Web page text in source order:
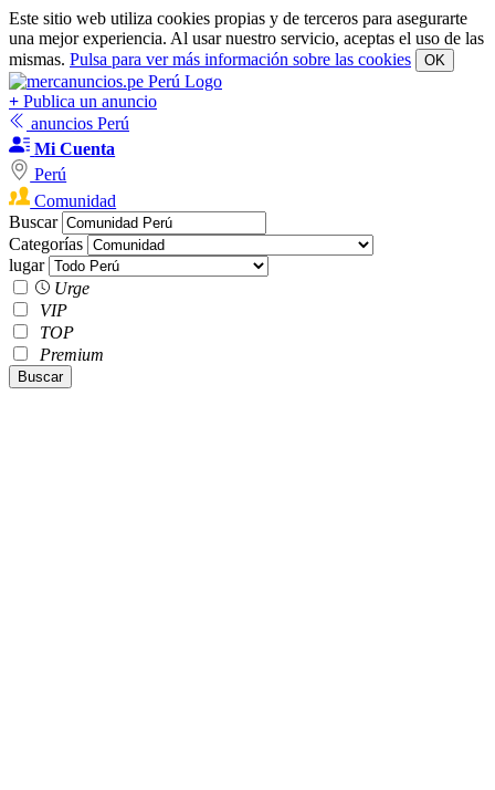
Este sitio web utiliza cookies propias y de terceros para asegurarte
una mejor experiencia. Al usar nuestro servicio, aceptas el uso de las
mismas. Pulsa para ver más información sobre las cookies OK
+ Publica un anuncio
anuncios Perú
Mi Cuenta
Perú
Comunidad
Buscar
Categorías
lugar
Urge
VIP
TOP
Premium
Buscar